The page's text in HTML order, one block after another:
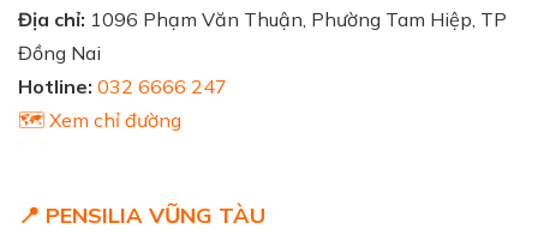
Địa chỉ: 1096 Phạm Văn Thuận, Phường Tam Hiệp, TP
Đồng Nai
Hotline: 032 6666 247
🗺️ Xem chỉ đường
📍 PENSILIA VŨNG TÀU